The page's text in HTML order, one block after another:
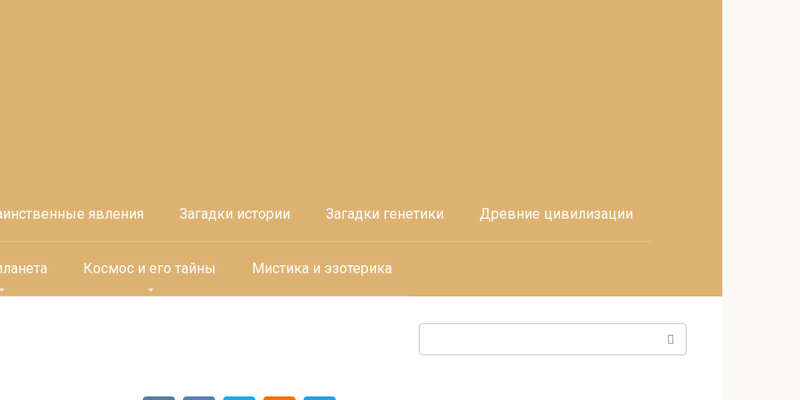
явления Загадки истории Загадки генетики Древние цивилизации
Космос и его тайны Мистика и эзотерика